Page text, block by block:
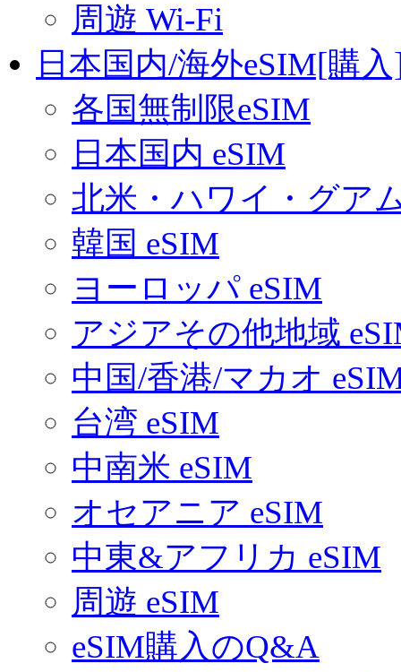
周遊 Wi-Fi
日本国内/海外eSIM[購
各国無制限eSIM
日本国内 eSIM
北米・ハワイ・グア
韓国 eSIM
ヨーロッパ eSIM
アジアその他地域
中国/香港/マカオ
台湾 eSIM
中南米 eSIM
オセアニア eSIM
中東&アフリカ eSIM
周遊 eSIM
eSIM購入のQ&A